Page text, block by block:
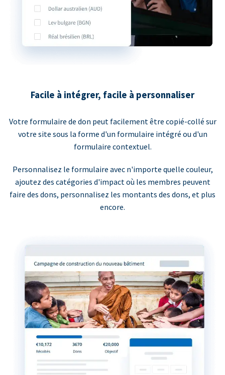
Facile à intégrer, facile à personnaliser
Votre formulaire de don peut facilement être copié-collé sur
votre site sous la forme d'un formulaire intégré ou d'un
formulaire contextuel.
Personnalisez le formulaire avec n'importe quelle couleur,
ajoutez des catégories d'impact où les membres peuvent
faire des dons, personnalisez les montants des dons, et plus
encore.